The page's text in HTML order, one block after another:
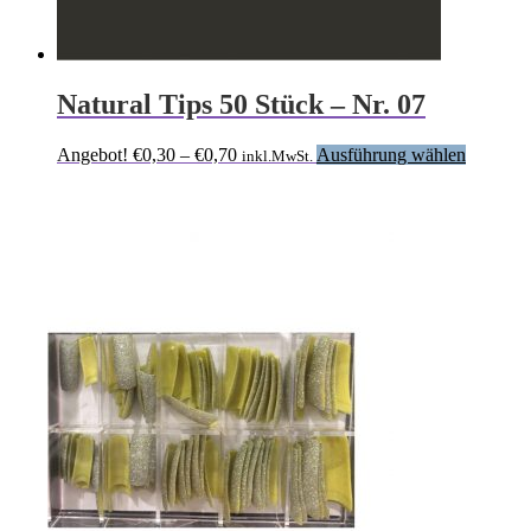
Natural Tips 50 Stück – Nr. 07
Angebot! €0,30 – €0,70Preisspanne:
inkl.MwSt. Ausführung wählen